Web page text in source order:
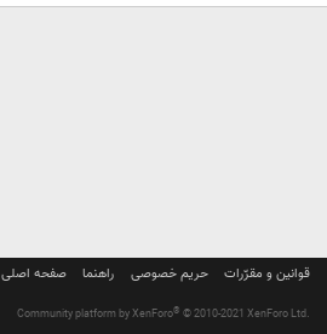
قوانین و مقرّرات حریم خصوصی راهنما صفحه اصلی
Community platform by XenForo® © 2010-2021 XenForo Ltd.